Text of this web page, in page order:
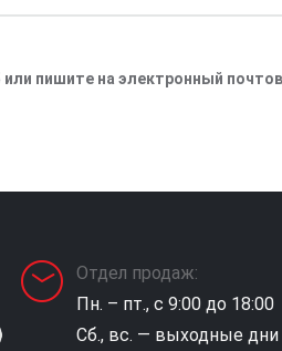
или пишите на электронный
Отдел продаж:
Пн. – пт., с 9:00 до 18:00
Сб., вс. — выходные дни